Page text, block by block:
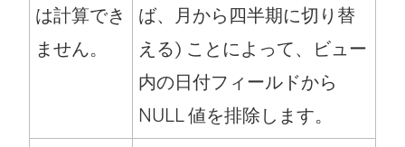
は計算でき
ません。
ば、月から四半期に切り替
える) ことによって、ビュー
内の日付フィールドから
NULL 値を排除します。